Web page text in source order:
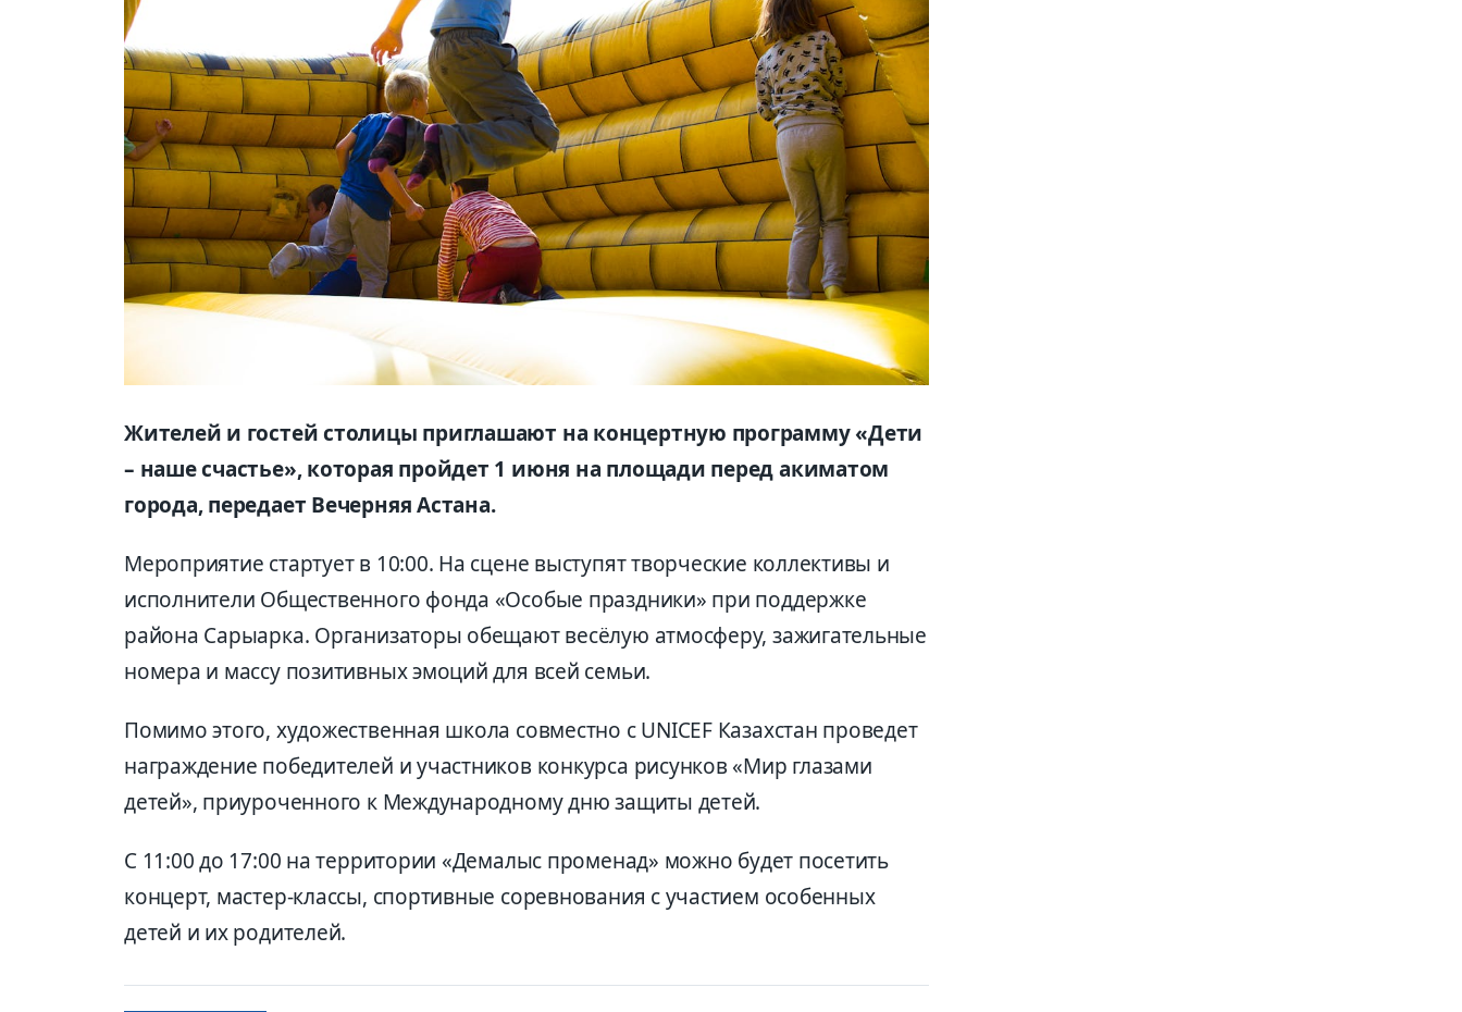
Жителей и гостей столицы приглашают на концертную программу «Дети
– наше счастье», которая пройдет 1 июня на площади перед акиматом
города, передает Вечерняя Астана.
Мероприятие стартует в 10:00. На сцене выступят творческие коллективы и
исполнители Общественного фонда «Особые праздники» при поддержке
района Сарыарка. Организаторы обещают весёлую атмосферу, зажигательные
номера и массу позитивных эмоций для всей семьи.
Помимо этого, художественная школа совместно с UNICEF Казахстан проведет
награждение победителей и участников конкурса рисунков «Мир глазами
детей», приуроченного к Международному дню защиты детей.
С 11:00 до 17:00 на территории «Демалыс променад» можно будет посетить
концерт, мастер-классы, спортивные соревнования с участием особенных
детей и их родителей.